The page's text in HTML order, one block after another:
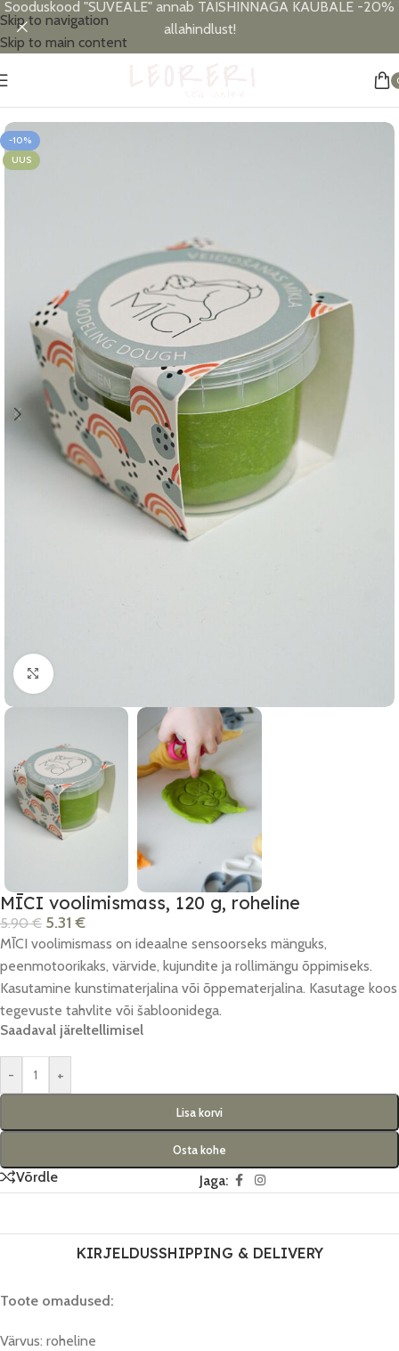
Skip to navigation
Skip to main content
Sooduskood "SUVEALE" annab TÄISHINNAGA KAUBALE -20%
allahindlust!
Esileht
-10%
UUS
Click to enlarge
MĪCI voolimismass, 120 g, roheline
5.90€ 5.31€
MĪCI voolimismass on ideaalne sensoorseks mänguks,
peenmotoorikaks, värvide, kujundite ja rollimängu õppimiseks.
Kasutamine kunstimaterjalina või õppematerjalina. Kasutage koos
tegevuste tahvlite või šabloonidega.
Saadaval järeltellimisel
- +
Lisa korvi
Osta kohe
Võrdle Jaga:
KIRJELDUSSHIPPING & DELIVERY
Toote omadused:
Värvus: roheline